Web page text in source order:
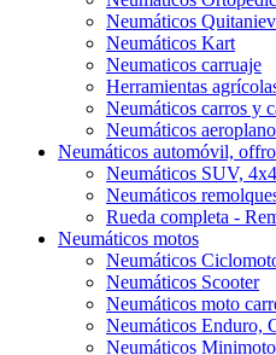
Neumáticos
Neumáticos Kart
Neumaticos carruaje
Herramientas
Neumáticos carros y
Neumáticos aeroplano
Neumáticos automóvil,
Neumáticos SUV, 4x4
Neumáticos
Rueda completa -
Neumáticos motos
Neumáticos
Neumáticos Scooter
Neumáticos moto
Neumáticos Enduro,
Neumáticos